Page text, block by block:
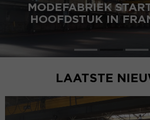
MODEFABRIEK
HOOFDSTUK IN
LAATSTE